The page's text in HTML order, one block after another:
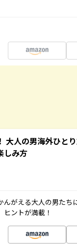
大人の男海外ひと
しみ方
んがえる大人の男たち
ヒントが満載！